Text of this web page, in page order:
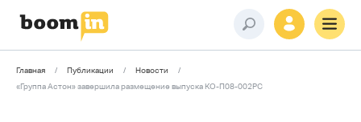
Главная Публикации
Новости
«Группа Астон» завершила размещение выпуска КО-П08-002РС